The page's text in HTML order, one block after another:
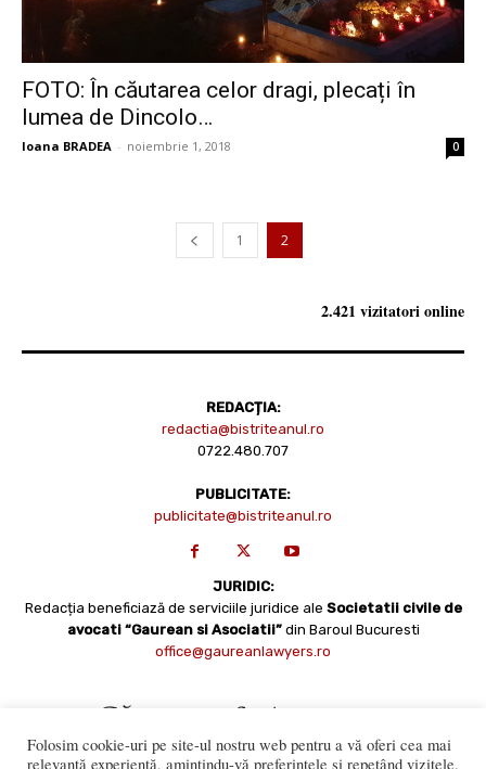
FOTO: În căutarea celor dragi, plecați în
lumea de Dincolo…
Ioana BRADEA - noiembrie 1, 2018 0
1 2
2.421 vizitatori online
REDACȚIA:
redactia@bistriteanul.ro
0722.480.707
PUBLICITATE:
publicitate@bistriteanul.ro
JURIDIC:
Redacția beneficiază de serviciile juridice ale Societatii civile de
avocati “Gaurean si Asociatii” din Baroul Bucuresti
office@gaureanlawyers.ro
Folosim cookie-uri pe site-ul nostru web pentru a vă oferi cea mai
relevantă experiență, amintindu-vă preferințele și repetând vizitele.